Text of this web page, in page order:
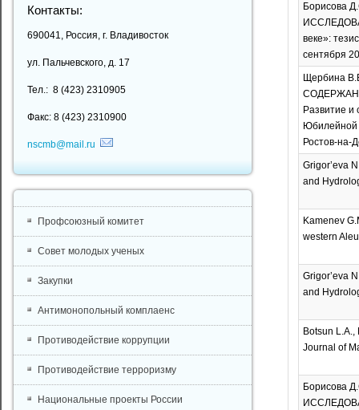
Борисова
веке»:
сентября
Щербина
Развитие и
Юбилейной
Ростов-на-
Grigor’eva
and
Kamenev
western
Grigor’eva
and
Botsun
Journal of
Борисова
Контакты:
690041, Россия, г. Владивосток
ул. Пальчевского, д. 17
Тел.: 8 (423) 2310905
Факс: 8 (423) 2310900
nscmb@mail.ru
Профсоюзный комитет
Совет молодых ученых
Закупки
Антимонопольный комплаенс
Противодействие коррупции
Противодействие терроризму
Национальные проекты России